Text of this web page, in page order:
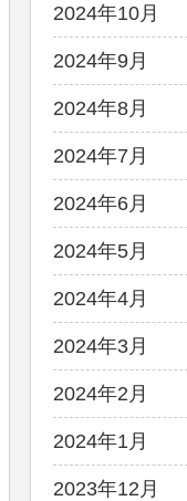
2024年10月
2024年9月
2024年8月
2024年7月
2024年6月
2024年5月
2024年4月
2024年3月
2024年2月
2024年1月
2023年12月